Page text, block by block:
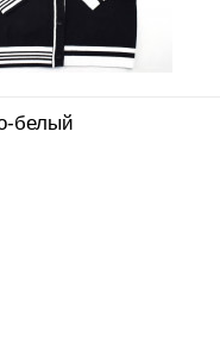
белый